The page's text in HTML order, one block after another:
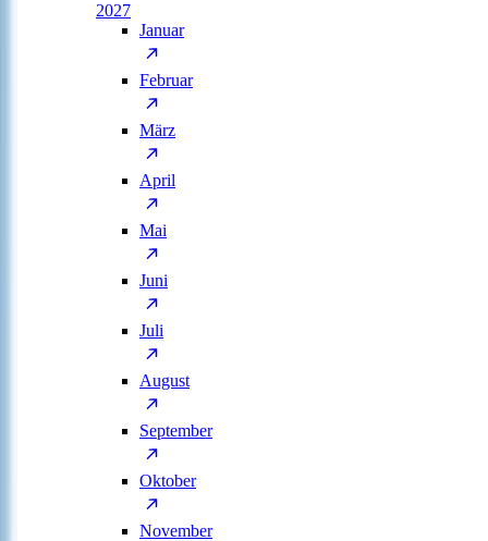
2027
Januar
Februar
März
April
Mai
Juni
Juli
August
September
Oktober
November